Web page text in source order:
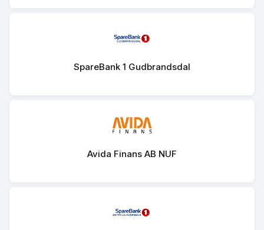
SpareBank 1 Gudbrandsdal
Avida Finans AB NUF